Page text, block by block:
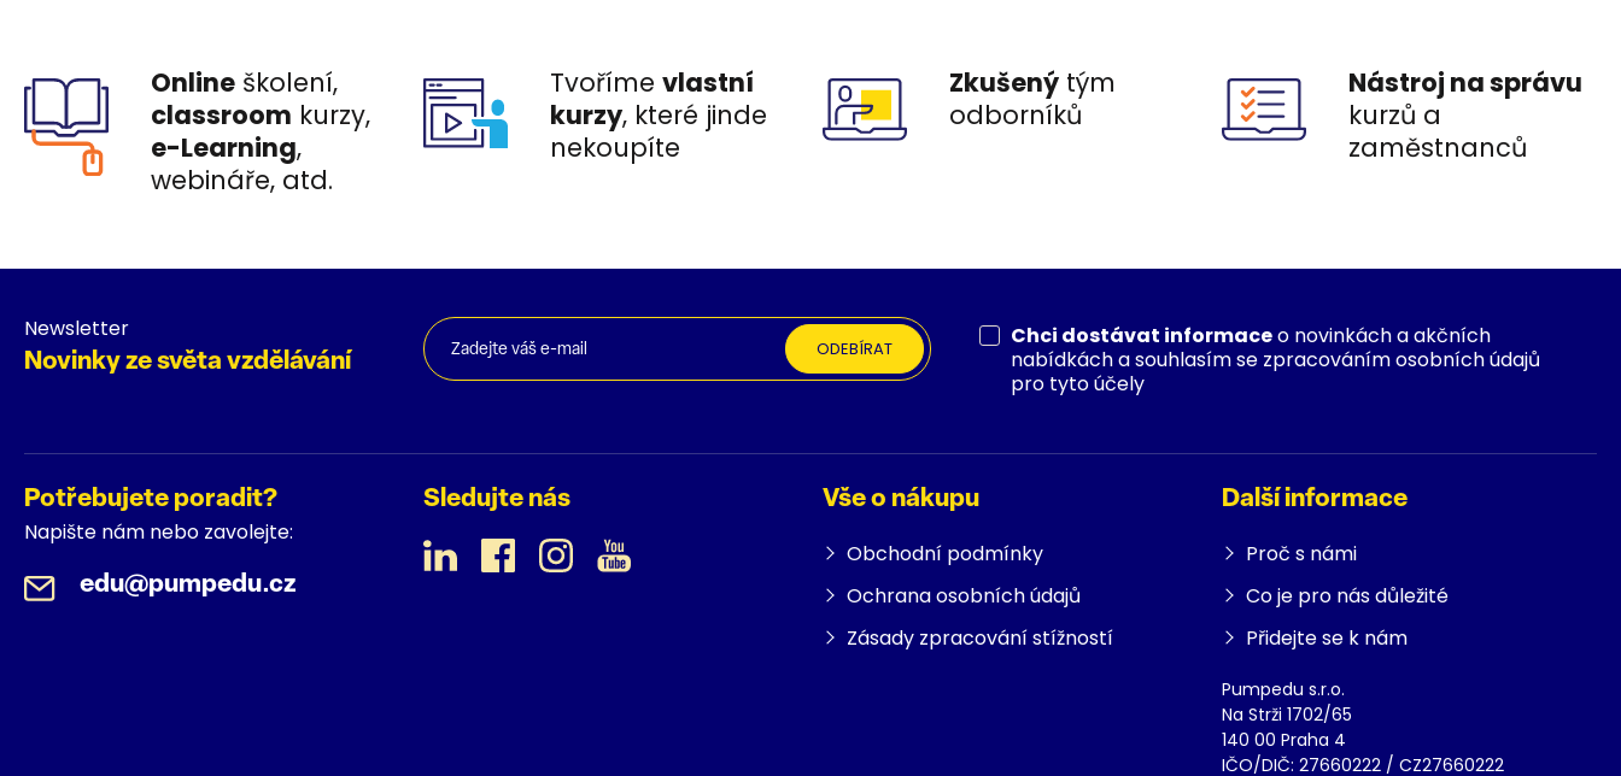
Online školení,
classroom kurzy,
e-Learning,
webináře, atd.
Tvoříme vlastní
kurzy, které jinde
nekoupíte
Zkušený tým
odborníků
Nástroj na správu
kurzů a
zaměstnanců
Newsletter
Novinky ze světa vzdělávání
ODEBÍRAT Chci dostávat informaceo novinkách a akčních
nabídkách a souhlasím se zpracováním osobních údajů
pro tyto účely
Potřebujete poradit?
Napište nám nebo zavolejte:
edu@pumpedu.cz
Sledujte nás Vše o nákupu
Obchodní podmínky
Ochrana osobních údajů
Zásady zpracování stížností
Další informace
Proč s námi
Co je pro nás důležité
Přidejte se k nám
Pumpedu s.r.o.
Na Strži 1702/65
140 00 Praha 4
IČO/DIČ: 27660222 / CZ27660222